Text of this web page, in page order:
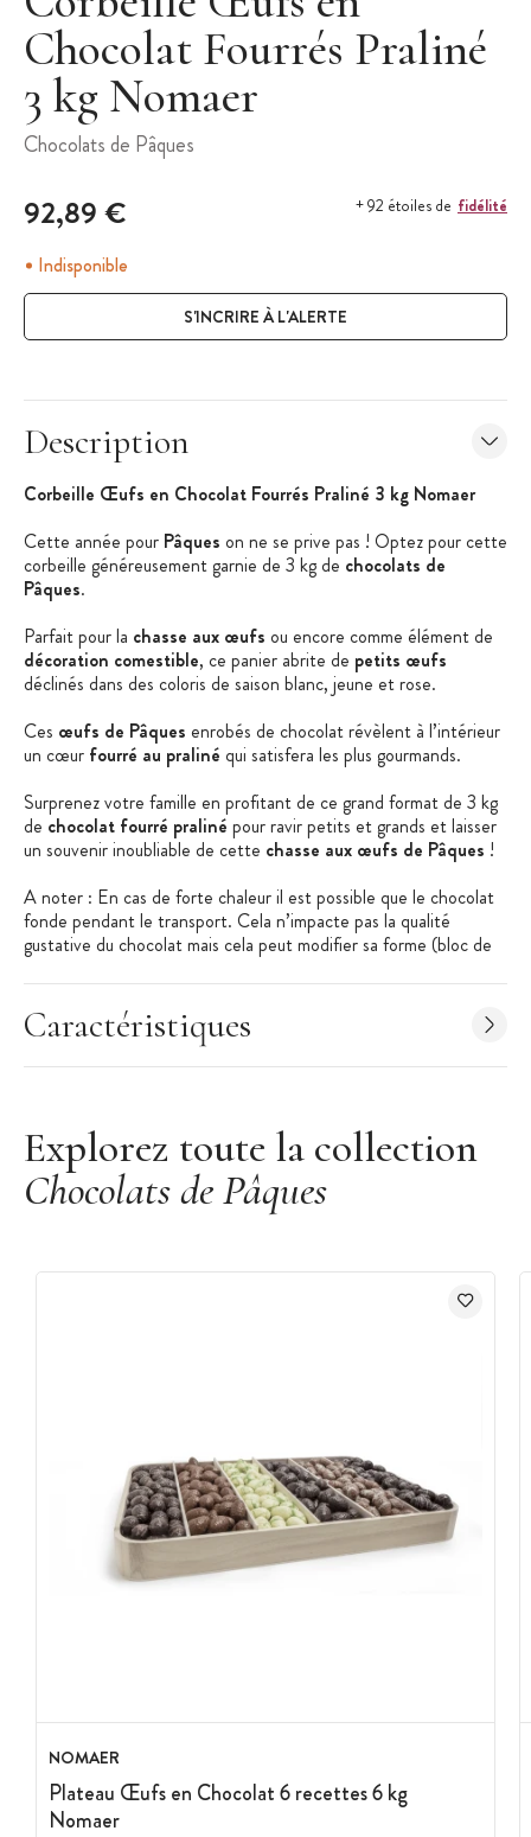
Chocolat Fourrés Praliné
3 kg Nomaer
Chocolats de Pâques
92,89 € + 92 étoiles de fidélité
Indisponible
S'INCRIRE À L'ALERTE
Description
Corbeille Œufs en Chocolat Fourrés Praliné 3 kg Nomaer
Cette année pour Pâques on ne se prive pas ! Optez pour cette
corbeille généreusement garnie de 3 kg de chocolats de
Pâques.
Parfait pour la chasse aux œufs ou encore comme élément de
décoration comestible, ce panier abrite de petits œufs
déclinés dans des coloris de saison blanc, jeune et rose.
Ces œufs de Pâques enrobés de chocolat révèlent à l’intérieur
un cœur fourré au praliné qui satisfera les plus gourmands.
Surprenez votre famille en profitant de ce grand format de 3 kg
de chocolat fourré praliné pour ravir petits et grands et laisser
un souvenir inoubliable de cette chasse aux œufs de Pâques !
A noter : En cas de forte chaleur il est possible que le chocolat
fonde pendant le transport. Cela n’impacte pas la qualité
gustative du chocolat mais cela peut modifier sa forme (bloc de
Les + produit :
Grand format
Idéal pour Pâques
Caractéristiques des Œufs de Pâques :
Corbeille Oeufs de pâques
Caractéristiques
Explorez toute la collection
Chocolats de Pâques
NOMAER
Plateau Œufs en Chocolat 6 recettes 6 kg
Nomaer